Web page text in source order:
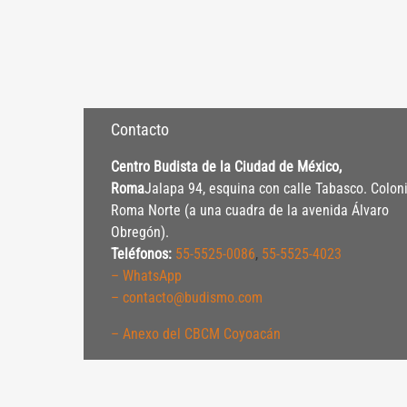
Contacto
Centro Budista de la Ciudad de México,
RomaJalapa 94, esquina con calle Tabasco.
Roma Norte (a una cuadra de la avenida Álvaro
Obregón).
Teléfonos: 55-5525-0086, 55-5525-4023
– WhatsApp
– contacto@budismo.com
– Anexo del CBCM Coyoacán